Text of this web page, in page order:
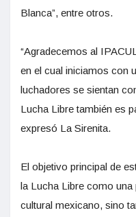
Blanca”, entre otros.
“Agradecemos al
en el cual iniciamos con
luchadores se sientan
Lucha Libre también es
expresó La Sirenita.
El objetivo principal de
la Lucha Libre como una
cultural mexicano, sino